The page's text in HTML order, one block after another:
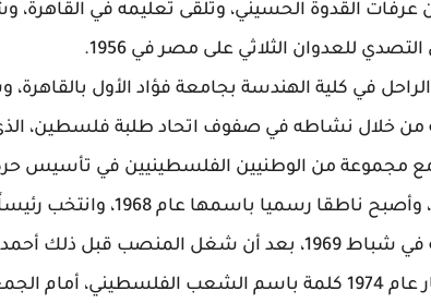
عرفات القدوة الحسيني، وتلقى تعليمه في
للعدوان الثلاثي على مصر في 1956.
في كلية الهندسة بجامعة فؤاد الأول
من خلال نشاطه في صفوف اتحاد طلبة فلسطين،
مجموعة من الوطنيين الفلسطينيين في تأسيس
الخمسينات، وأصبح ناطقا
قبل ذلك أحمد الشقيري، ويحيى حمودة.
ألقى أبو عمار عام 1974 كلمة باسم الشعب الفلسطيني،